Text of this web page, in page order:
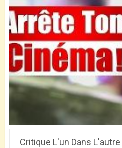
Critique L'un Dans